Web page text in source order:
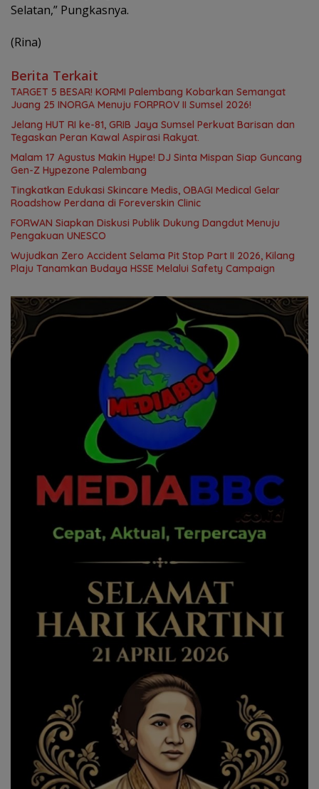
Selatan,” Pungkasnya.
(Rina)
Berita Terkait
TARGET 5 BESAR! KORMI Palembang Kobarkan Semangat
Juang 25 INORGA Menuju FORPROV II Sumsel 2026!
Jelang HUT RI ke-81, GRIB Jaya Sumsel Perkuat Barisan dan
Tegaskan Peran Kawal Aspirasi Rakyat.
Malam 17 Agustus Makin Hype! DJ Sinta Mispan Siap Guncang
Gen-Z Hypezone Palembang
Tingkatkan Edukasi Skincare Medis, OBAGI Medical Gelar
Roadshow Perdana di Foreverskin Clinic
FORWAN Siapkan Diskusi Publik Dukung Dangdut Menuju
Pengakuan UNESCO
Wujudkan Zero Accident Selama Pit Stop Part II 2026, Kilang
Plaju Tanamkan Budaya HSSE Melalui Safety Campaign